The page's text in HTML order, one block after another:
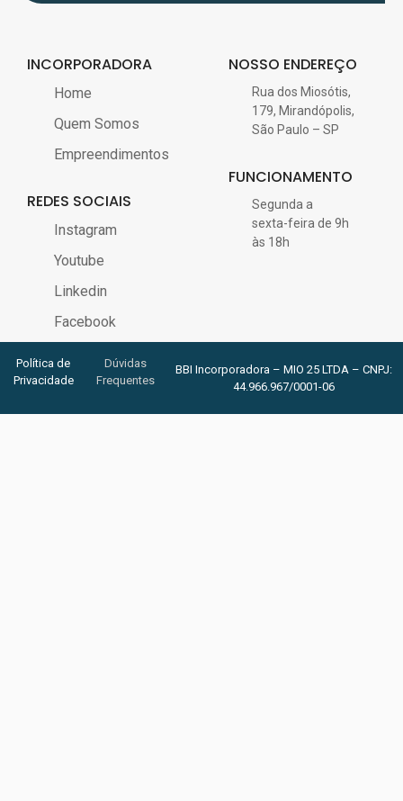
INCORPORADORA
Home
Quem Somos
Empreendimentos
REDES SOCIAIS
Instagram
Youtube
Linkedin
Facebook
NOSSO ENDEREÇO
Rua dos Miosótis,
179, Mirandópolis,
São Paulo – SP
FUNCIONAMENTO
Segunda a
sexta-feira de 9h
às 18h
Política de
Privacidade
Dúvidas
Frequentes
BBI Incorporadora – MIO 25 LTDA – CNPJ:
44.966.967/0001-06